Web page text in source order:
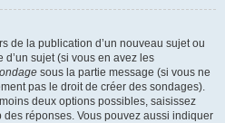
de la publication d’un nouveau sujet ou
sujet (si vous en avez les
sous la partie message (si vous ne
pas le droit de créer des sondages).
deux options possibles, saisissez
réponses. Vous pouvez aussi indiquer